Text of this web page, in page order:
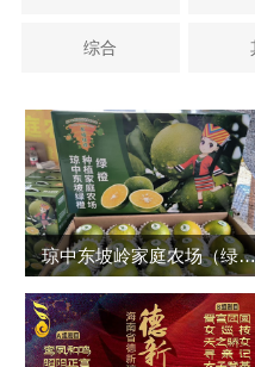
综合
琼中东坡岭家庭农场（绿橙采摘园）